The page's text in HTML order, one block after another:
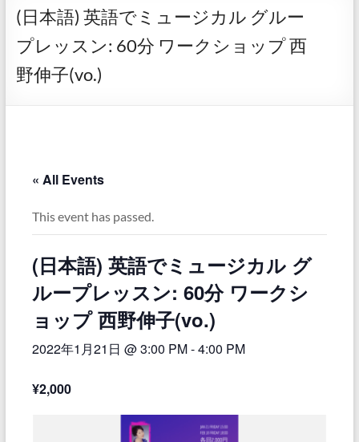
(日本語) 英語でミュージカル グルー
プレッスン: 60分 ワークショップ 西
野伸子(vo.)
« All Events
This event has passed.
(日本語) 英語でミュージカル グ
ループレッスン: 60分 ワークシ
ョップ 西野伸子(vo.)
2022年1月21日 @ 3:00 PM-4:00 PM
¥2,000